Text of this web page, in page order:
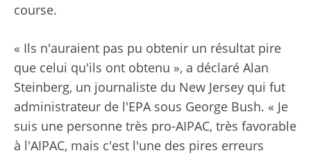
course.
« Ils n'auraient pas pu obtenir un résultat pire
que celui qu'ils ont obtenu », a déclaré Alan
Steinberg, un journaliste du New Jersey qui fut
administrateur de l'EPA sous George Bush. « Je
suis une personne très pro-AIPAC, très favorable
à l'AIPAC, mais c'est l'une des pires erreurs